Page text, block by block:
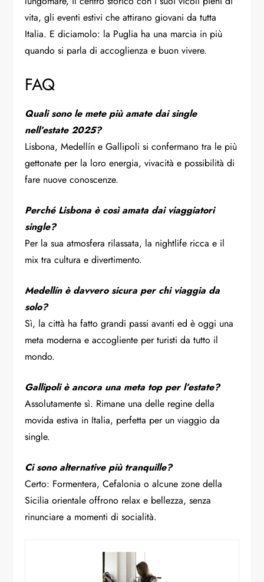
vita, gli eventi estivi che attirano giovani da tutta
Italia. E diciamolo: la Puglia ha una marcia in più
quando si parla di accoglienza e buon vivere.
FAQ
Quali sono le mete più amate dai single
nell’estate 2025?
Lisbona, Medellín e Gallipoli si confermano tra le più
gettonate per la loro energia, vivacità e possibilità di
fare nuove conoscenze.
Perché Lisbona è così amata dai viaggiatori
single?
Per la sua atmosfera rilassata, la nightlife ricca e il
mix tra cultura e divertimento.
Medellín è davvero sicura per chi viaggia da
solo?
Sì, la città ha fatto grandi passi avanti ed è oggi una
meta moderna e accogliente per turisti da tutto il
mondo.
Gallipoli è ancora una meta top per l’estate?
Assolutamente sì. Rimane una delle regine della
movida estiva in Italia, perfetta per un viaggio da
single.
Ci sono alternative più tranquille?
Certo: Formentera, Cefalonia o alcune zone della
Sicilia orientale offrono relax e bellezza, senza
rinunciare a momenti di socialità.